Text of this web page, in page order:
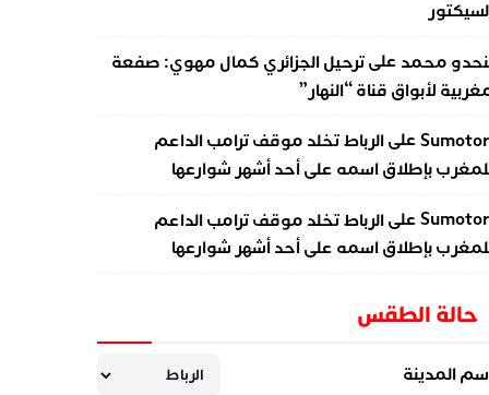
محمد علىترحيل الجزائري كمال مهوي: صفعة
لأبواق قناة “النهار”
علىالرباط تخلد موقف ترامب الداعم
بإطلاق اسمه على أحد أشهر شوارعها
علىالرباط تخلد موقف ترامب الداعم
بإطلاق اسمه على أحد أشهر شوارعها
حالة الطقس
المدينة